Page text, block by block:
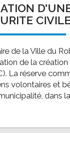
EMPLOI
Offres
Le Centre
Les aides
Logement
Antenne
locale
et le lycée
scolaire
maternelles et
de loisirs - ALSH
CIVILE
de la Ville du
de la création
La réserve
volontaires et
dans